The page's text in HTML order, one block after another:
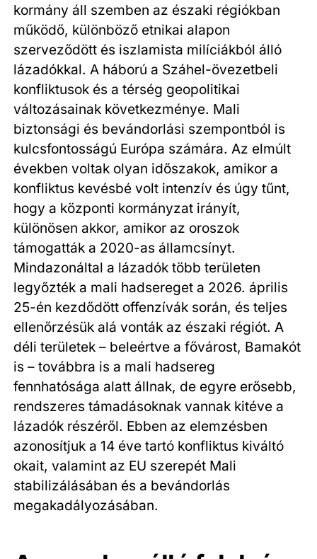
kormány áll szemben az északi régiókban
működő, különböző etnikai alapon
szerveződött és iszlamista milíciákból álló
lázadókkal. A háború a Száhel-övezetbeli
konfliktusok és a térség geopolitikai
változásainak következménye. Mali
biztonsági és bevándorlási szempontból is
kulcsfontosságú Európa számára. Az elmúlt
években voltak olyan időszakok, amikor a
konfliktus kevésbé volt intenzív és úgy tűnt,
hogy a központi kormányzat irányít,
különösen akkor, amikor az oroszok
támogatták a 2020-as államcsínyt.
Mindazonáltal a lázadók több területen
legyőzték a mali hadsereget a 2026. április
25-én kezdődött offenzívák során, és teljes
ellenőrzésük alá vonták az északi régiót. A
déli területek – beleértve a fővárost, Bamakót
is – továbbra is a mali hadsereg
fennhatósága alatt állnak, de egyre erősebb,
rendszeres támadásoknak vannak kitéve a
lázadók részéről. Ebben az elemzésben
azonosítjuk a 14 éve tartó konfliktus kiváltó
okait, valamint az EU szerepét Mali
stabilizálásában és a bevándorlás
megakadályozásában.